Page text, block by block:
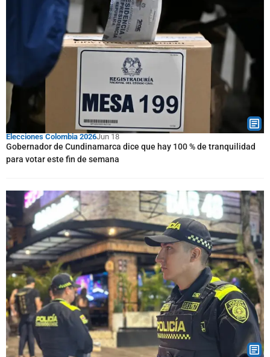
Elecciones Colombia 2026Jun 18
Gobernador de Cundinamarca dice que hay 100 % de tranquilidad
para votar este fin de semana